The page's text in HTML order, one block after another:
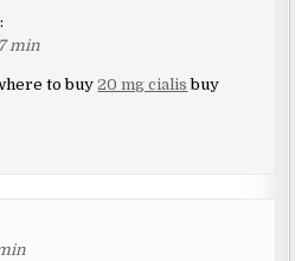
min
to buy20 mg cialis buy